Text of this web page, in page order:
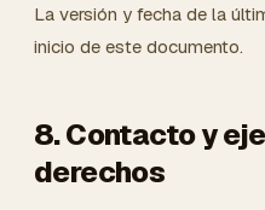
La versión y fecha de la
inicio de este documento.
8. Contacto y
derechos